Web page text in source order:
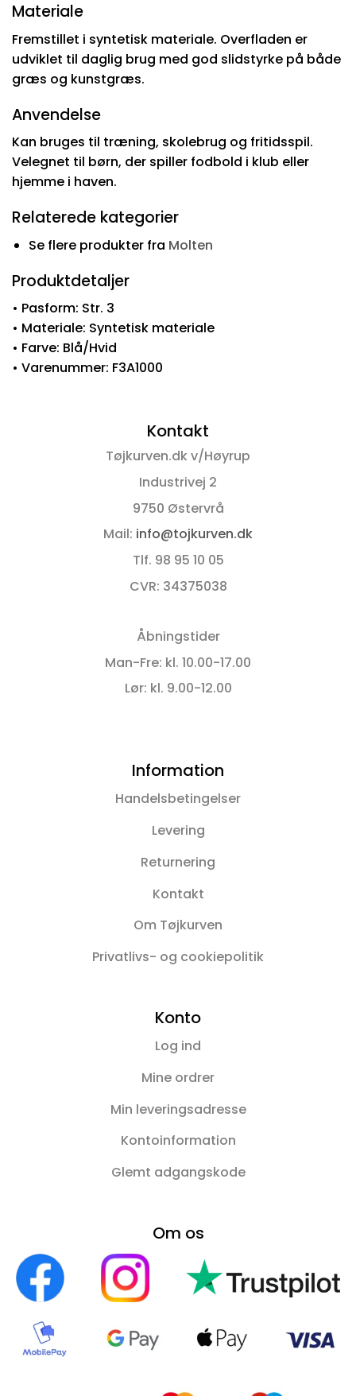
Materiale
Fremstillet i syntetisk materiale. Overfladen er
udviklet til daglig brug med god slidstyrke på både
græs og kunstgræs.
Anvendelse
Kan bruges til træning, skolebrug og fritidsspil.
Velegnet til børn, der spiller fodbold i klub eller
hjemme i haven.
Relaterede kategorier
Se flere produkter fra Molten
Produktdetaljer
• Pasform: Str. 3
• Materiale: Syntetisk materiale
• Farve: Blå/Hvid
• Varenummer: F3A1000
Kontakt
Tøjkurven.dk v/Høyrup
Industrivej 2
9750 Østervrå
Mail: info@tojkurven.dk
Tlf. 98 95 10 05
CVR: 34375038
Åbningstider
Man-Fre: kl. 10.00-17.00
Lør: kl. 9.00-12.00
Information
Handelsbetingelser
Levering
Returnering
Kontakt
Om Tøjkurven
Privatlivs- og cookiepolitik
Konto
Log ind
Mine ordrer
Min leveringsadresse
Kontoinformation
Glemt adgangskode
Om os